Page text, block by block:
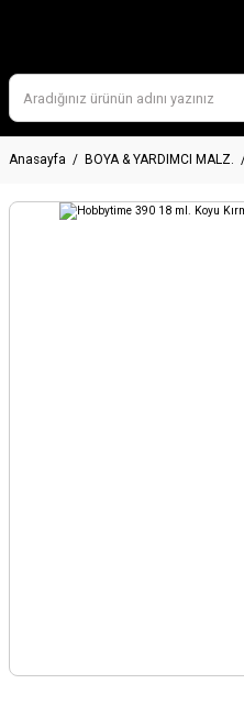
Anasayfa BOYA & YARDIMCI MALZ.